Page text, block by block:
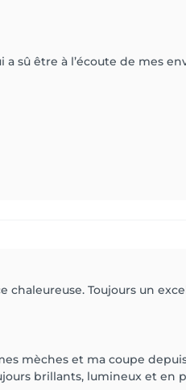
sû être à l’écoute de mes
Toujours un
mèches et ma coupe
brillants, lumineux et en